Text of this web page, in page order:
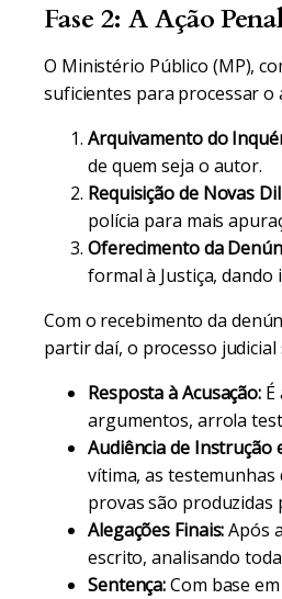
Fase 2: A Ação
O Ministério Público (MP),
suficientes para processar o
Arquivamento do
de quem seja o autor.
Requisição de Novas
polícia para mais
Oferecimento da
formal à Justiça, dando
Com o recebimento da
partir daí, o processo
Resposta à Acusação:
argumentos, arrola
Audiência de Instrução
vítima, as testemunhas
provas são produzidas
Alegações Finais:Após
escrito, analisando
Sentença:Com base